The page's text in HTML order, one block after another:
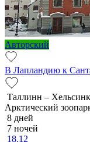
Авторский
В Лапландию к
Таллинн –
Арктический
8 дней
7 ночей
18.12